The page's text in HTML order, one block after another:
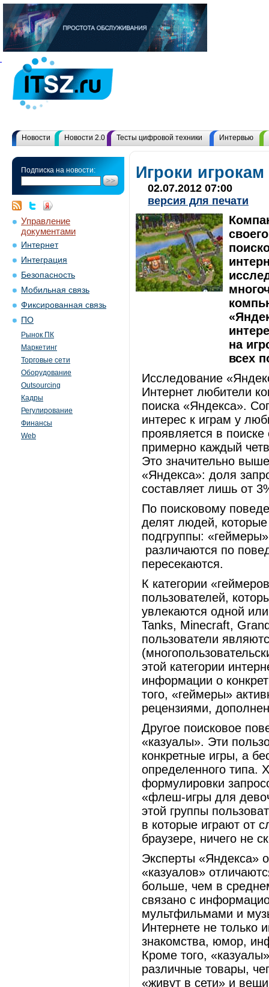
Новости Новости 2.0 Тесты цифровой техники Интервью
Подписка на новости:
Управление
документами
Интернет
Интеграция
Безопасность
Мобильная связь
Фиксированная связь
ПО
Рынок ПК
Маркетинг
Торговые сети
Оборудование
Outsourcing
Кадры
Регулирование
Финансы
Web
Игроки
02.07.2012 07:00
версия для печати
на
всех
Исследование
Интернет любители
поиска «Яндекса».
интерес к играм у
проявляется в
примерно каждый
Это значительно
«Яндекса»: доля
составляет лишь от
По поисковому
делят людей,
подгруппы:
различаются по
пересекаются.
К категории
пользователей,
увлекаются одной
Tanks, Minecraft,
пользователи
этой категории
информации о
того, «геймеры»
рецензиями,
Другое поисковое
«казуалы». Эти
конкретные игры, а
определенного типа.
формулировки
«флеш-игры для
этой группы
в которые играют от
браузере, ничего не
Эксперты «Яндекса»
«казуалов»
больше, чем в
связано с
мультфильмами и
Интернете не только
знакомства, юмор,
Кроме того,
различные товары,
«живут в сети» и